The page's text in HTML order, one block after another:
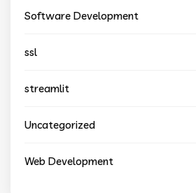
Software Development
ssl
streamlit
Uncategorized
Web Development